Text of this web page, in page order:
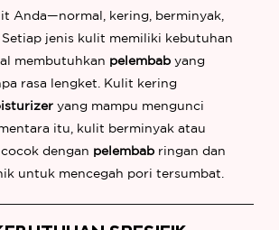
Anda—normal, kering, berminyak,
jenis kulit memiliki kebutuhan
membutuhkan pelembab yang
rasa lengket. Kulit kering
yang mampu mengunci
itu, kulit berminyak atau
dengan pelembab ringan dan
untuk mencegah pori tersumbat.